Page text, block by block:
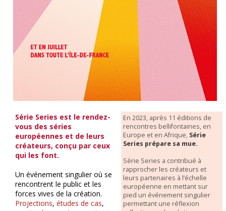
Série Series est le rendez-
vous des séries
européennes et de leurs
créateurs, conçu par ceux
qui les font.
Un événement singulier où se
rencontrent le public et les
forces vives de la création.
Projections,études de cas,
En 2023, après 11 éditions de
rencontres bellifontaines, en
Europe et en Afrique, Série
Series prépare sa mue.
Série Series a contribué à
rapprocher les créateurs et
leurs partenaires à l’échelle
européenne en mettant sur
pied un événement singulier
permettant une réflexion